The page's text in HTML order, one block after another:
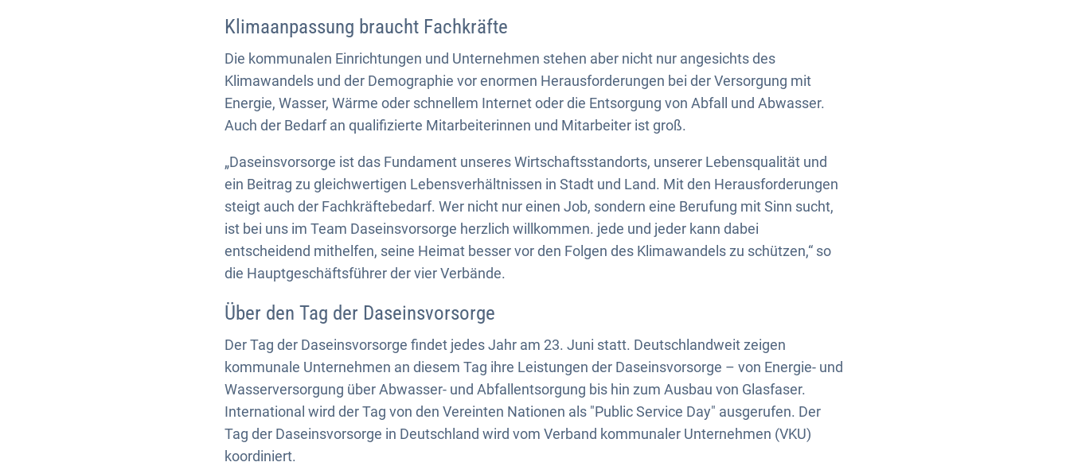
Klimaanpassung braucht Fachkräfte
Die kommunalen Einrichtungen und Unternehmen stehen aber nicht nur angesichts des
Klimawandels und der Demographie vor enormen Herausforderungen bei der Versorgung mit
Energie, Wasser, Wärme oder schnellem Internet oder die Entsorgung von Abfall und Abwasser.
Auch der Bedarf an qualifizierte Mitarbeiterinnen und Mitarbeiter ist groß.
„Daseinsvorsorge ist das Fundament unseres Wirtschaftsstandorts, unserer Lebensqualität und
ein Beitrag zu gleichwertigen Lebensverhältnissen in Stadt und Land. Mit den Herausforderungen
steigt auch der Fachkräftebedarf. Wer nicht nur einen Job, sondern eine Berufung mit Sinn sucht,
ist bei uns im Team Daseinsvorsorge herzlich willkommen. jede und jeder kann dabei
entscheidend mithelfen, seine Heimat besser vor den Folgen des Klimawandels zu schützen,“ so
die Hauptgeschäftsführer der vier Verbände.
Über den Tag der Daseinsvorsorge
Der Tag der Daseinsvorsorge findet jedes Jahr am 23. Juni statt. Deutschlandweit zeigen
kommunale Unternehmen an diesem Tag ihre Leistungen der Daseinsvorsorge – von Energie- und
Wasserversorgung über Abwasser- und Abfallentsorgung bis hin zum Ausbau von Glasfaser.
International wird der Tag von den Vereinten Nationen als "Public Service Day" ausgerufen. Der
Tag der Daseinsvorsorge in Deutschland wird vom Verband kommunaler Unternehmen (VKU)
koordiniert.